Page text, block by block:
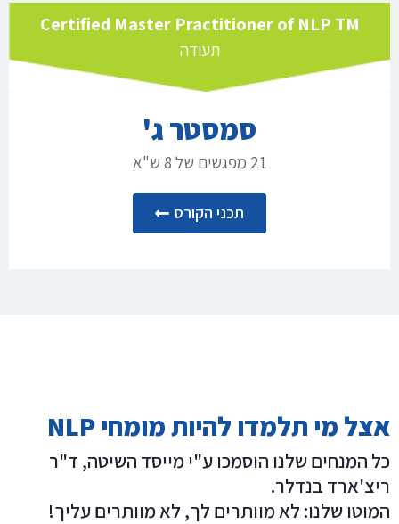
Certified Master Practitioner of NLP TM
תעודה
סמסטר ג'
21 מפגשים של 8 ש"א
תכני הקורס
אצל מי תלמדו להיות מומחי NLP
כל המנחים שלנו הוסמכו ע"י מייסד השיטה, ד"ר
ריצ'ארד בנדלר.
המוטו שלנו: לא מוותרים לך, לא מוותרים עליך!